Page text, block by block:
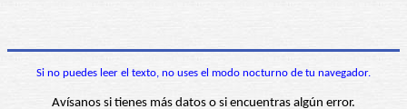
Si no puedes leer el texto, no uses el modo nocturno de tu navegador.
Avísanos si tienes más datos o si encuentras algún error.